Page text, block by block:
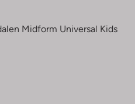
Midform Universal Kids